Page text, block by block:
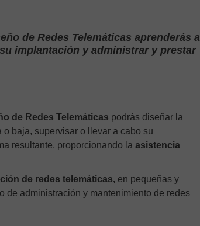
de Redes Telemáticas aprenderás a
implantación y administrar y prestar
de Redes Telemáticas podrás diseñar la
baja, supervisar o llevar a cabo su
resultante, proporcionando la asistencia
de redes telemáticas, en pequeñas y
de administración y mantenimiento de redes